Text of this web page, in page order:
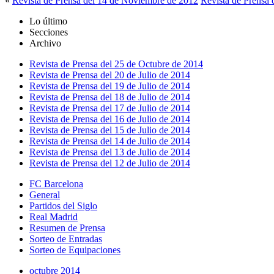
Lo último
Secciones
Archivo
Revista de Prensa del 25 de Octubre de 2014
Revista de Prensa del 20 de Julio de 2014
Revista de Prensa del 19 de Julio de 2014
Revista de Prensa del 18 de Julio de 2014
Revista de Prensa del 17 de Julio de 2014
Revista de Prensa del 16 de Julio de 2014
Revista de Prensa del 15 de Julio de 2014
Revista de Prensa del 14 de Julio de 2014
Revista de Prensa del 13 de Julio de 2014
Revista de Prensa del 12 de Julio de 2014
FC Barcelona
General
Partidos del Siglo
Real Madrid
Resumen de Prensa
Sorteo de Entradas
Sorteo de Equipaciones
octubre 2014